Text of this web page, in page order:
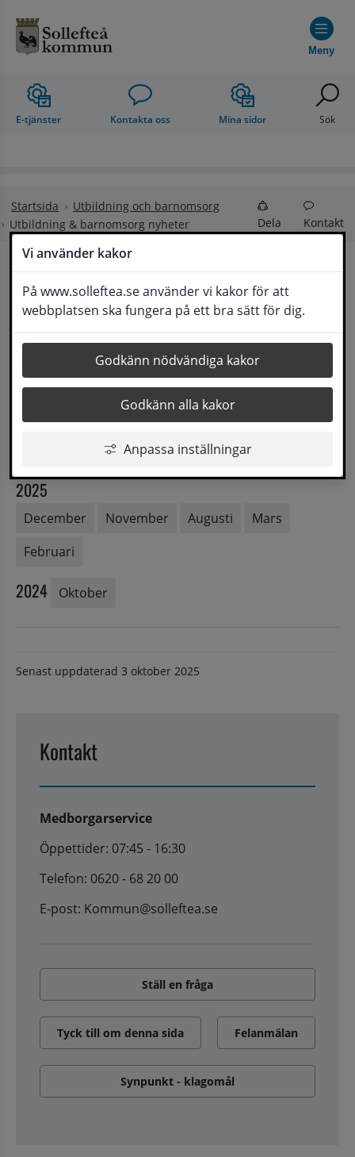
Vi använder kakor
På www.solleftea.se använder vi kakor för att
webbplatsen ska fungera på ett bra sätt för dig.
Godkänn nödvändiga kakor
Godkänn alla kakor
Anpassa inställningar
Meny
E-tjänster Kontakta oss Mina sidor Sök
Startsida
Utbildning och barnomsorg
Utbildning & barnomsorg nyheter
Dela Kontakt
Utbildning &
barnomsorg nyheter
2026
Augusti Juni April Mars
Februari
2025
December November Augusti
Mars
Februari
2024 Oktober
Senast uppdaterad 3 oktober 2025
Kontakt
Medborgarservice
Öppettider: 07:45 - 16:30
Telefon: 0620 - 68 20 00
E-post: Kommun@solleftea.se
Ställ en fråga
Tyck till om denna sida Felanmälan
Synpunkt - klagomål